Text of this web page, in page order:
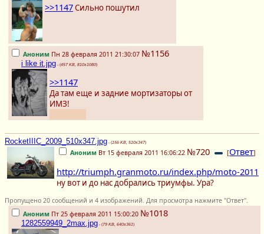
>>1147Сильно пошутил
Аноним Пн 28 февраля 2011 21:30:07 №1156
i like it.jpg - (457 KB, 810x1080)
>>1147
Да там еще и задние мортизаторы от
ИМЗ!
RocketIIIC_2009_510x347.jpg - (156 KB, 510x347)
Аноним Вт 15 февраля 2011 16:06:22 №720 [Ответ]
http://triumph.granmoto.ru/index.php/moto-2011
ну вот и до нас добрались триумфы. Ура?
Пропущено 20 сообщений и 4 изображений. Для просмотра нажмите "Ответ".
Аноним Пт 25 февраля 2011 15:00:20 №1018
1282559949_2max.jpg - (79 KB, 640x361)